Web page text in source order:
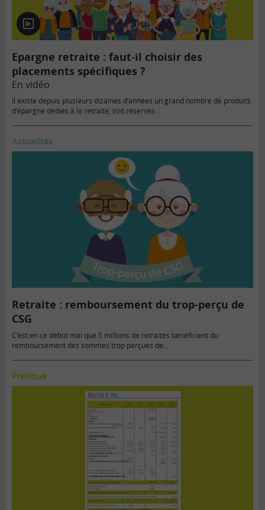
En
vidéo
Epargne retraite : faut-il choisir des
placements spécifiques ?
En vidéo
Il existe depuis plusieurs dizaines d’années un grand nombre de produits
d’épargne dédiés à la retraite, soit réservés…
Actualités
Retraite : remboursement du trop-perçu de
CSG
C’est en ce début mai que 5 millions de retraités bénéficient du
remboursement des sommes trop perçues de…
Pratique